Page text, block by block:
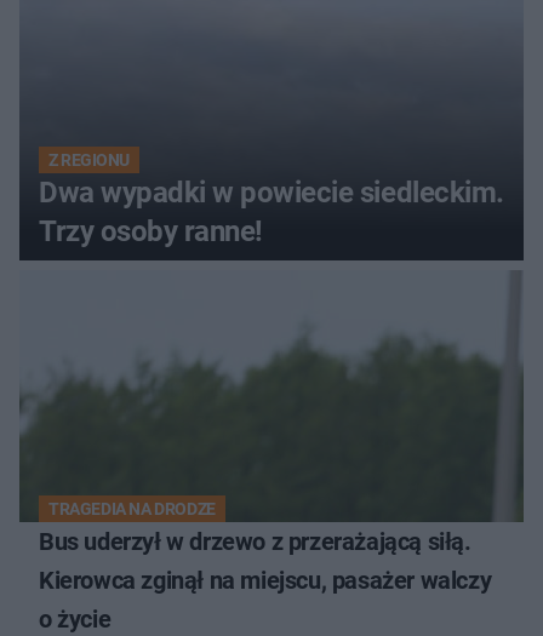
Z REGIONU
Dwa wypadki w powiecie siedleckim.
Trzy osoby ranne!
TRAGEDIA NA DRODZE
Bus uderzył w drzewo z przerażającą siłą.
Kierowca zginął na miejscu, pasażer walczy
o życie